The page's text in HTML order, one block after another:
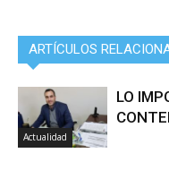
ARTÍCULOS
Actualidad
LO